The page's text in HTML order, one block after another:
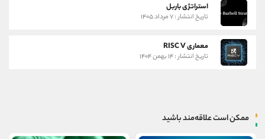
استراتژی باربل
تاریخ انتشار : ۷ مرداد ۱۴۰۵
معماری RISC V
تاریخ انتشار : ۱۴ بهمن ۱۴۰۴
ممکن است علاقه‌مند باشید